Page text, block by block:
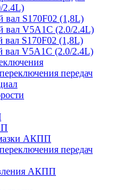
2.4L)
вал S170F02 (1,8L)
вал V5A1C (2.0/2.4L)
S170F02 (1,8L)
вал V5A1C (2.0/2.4L)
передач
АКПП
передач
АКПП